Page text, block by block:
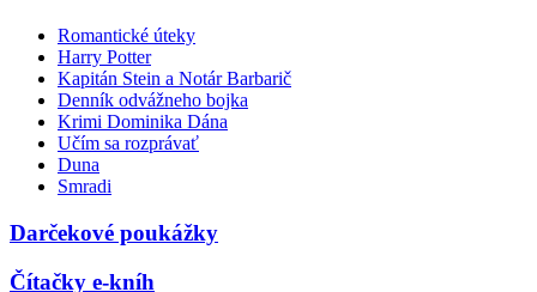
Romantické úteky
Harry Potter
Kapitán Stein a Notár Barbarič
Denník odvážneho bojka
Krimi Dominika Dána
Učím sa rozprávať
Duna
Smradi
Darčekové poukážky
Čítačky e-kníh